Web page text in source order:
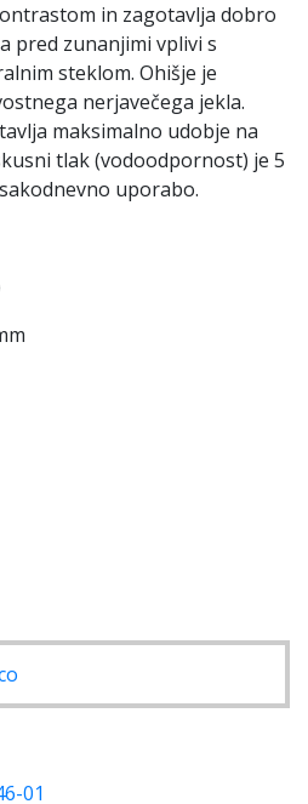
in zagotavlja dobro
pred zunanjimi vplivi s
steklom. Ohišje je
nerjavečega jekla.
maksimalno udobje na
tlak (vodoodpornost) je 5
uporabo.